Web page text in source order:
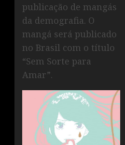
publicação de mangás
da demografia. O
mangá será publicado
no Brasil com o título
“Sem Sorte para
Amar”.